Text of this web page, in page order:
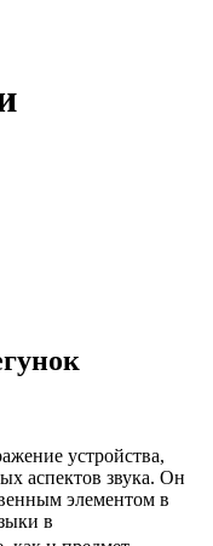
устройства,
аспектов звука. Он
элементом в
в